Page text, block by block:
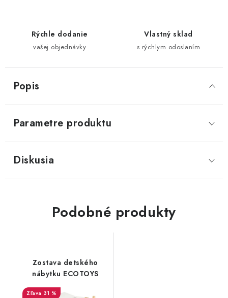
Rýchle dodanie
vašej objednávky
Vlastný sklad
s rýchlym odoslaním
Popis
Parametre produktu
Diskusia
Podobné produkty
Zostava detského
nábytku ECOTOYS
31 %